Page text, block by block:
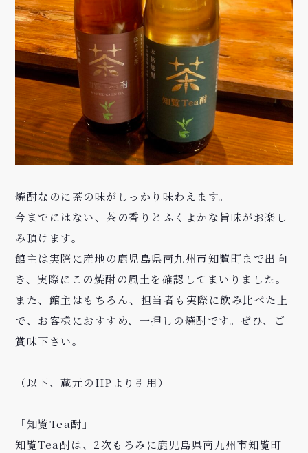
焼酎なのに茶の味がしっかり味わえます。
今までにはない、茶の香りとふくよかな旨味がお楽し
み頂けます。
館主は実際に産地の鹿児島県南九州市知覧町まで出向
き、実際にこの焼酎の風土を確認してまいりました。
また、館主はもちろん、担当者も実際に飲み比べた上
で、お客様におすすめ、一押しの焼酎です。ぜひ、ご
賞味下さい。
（以下、蔵元のHPより引用）
「知覧Tea酎」
知覧Tea酎は、2次もろみに鹿児島県南九州市知覧町